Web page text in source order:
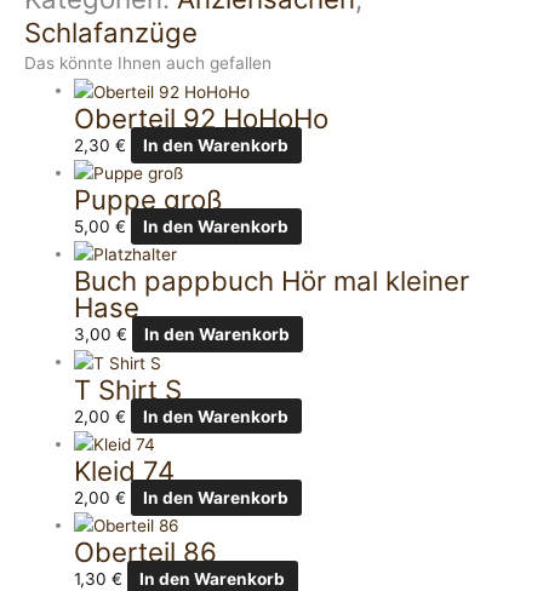
Schlafanzüge
Das könnte Ihnen auch gefallen
Oberteil 92 HoHoHo
2,30€ In den Warenkorb
Puppe groß
5,00€ In den Warenkorb
Buch pappbuch Hör mal kleiner
Hase
3,00€ In den Warenkorb
T Shirt S
2,00€ In den Warenkorb
Kleid 74
2,00€ In den Warenkorb
Oberteil 86
1,30€ In den Warenkorb